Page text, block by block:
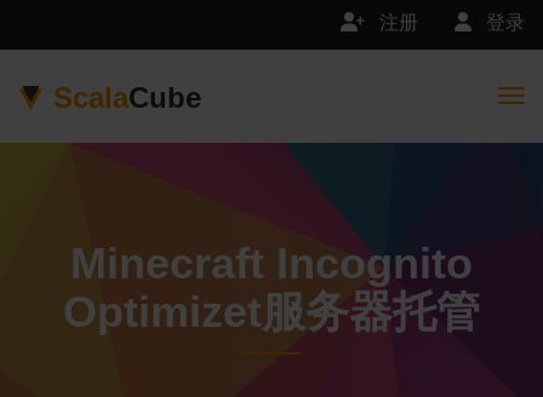
登录
注册
ScalaCube
Minecraft Incognito
Optimizet服务器托管